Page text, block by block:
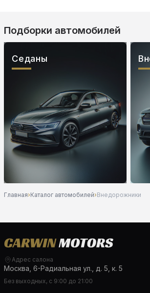
Подборки автомобилей
Седаны
Главная›Каталог автомобилей›Внедорожники
Адрес салона
Москва, 6-Радиальная ул., д. 5, к. 5
Без выходных, с 9:00 до 21:00